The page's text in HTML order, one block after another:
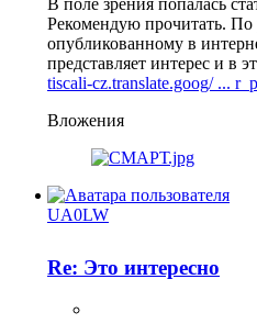
В поле зрения попалась
Рекомендую прочитать.
опубликованному в
представляет интерес и в
tiscali-cz.translate.goog/ ...
Вложения
UA0LW
Re: Это интересно